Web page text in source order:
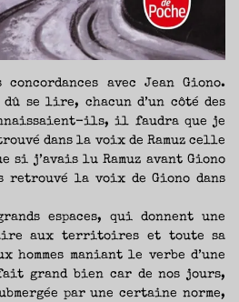
avec Jean Giono.
se lire, chacun d’un côté des
ils, il faudra que je
dans la voix de Ramuz celle
si j’avais lu Ramuz avant Giono
retrouvé la voix de Giono dans
espaces, qui donnent une
aux territoires et toute sa
hommes maniant le verbe d’une
grand bien car de nos jours,
par une certaine norme,